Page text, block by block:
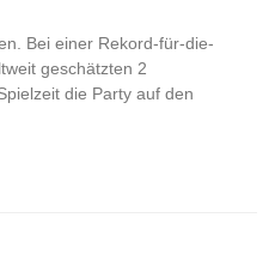
Bei einer Rekord-für-die-
geschätzten 2
die Party auf den